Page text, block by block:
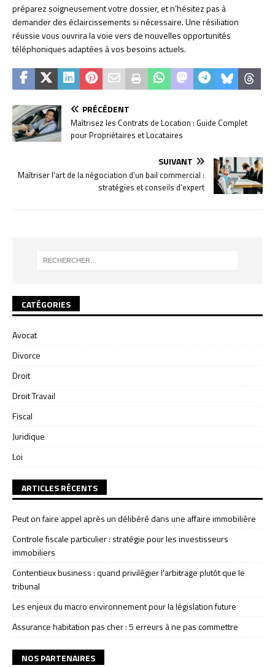
préparez soigneusement votre dossier, et n’hésitez pas à
demander des éclaircissements si nécessaire. Une résiliation
réussie vous ouvrira la voie vers de nouvelles opportunités
téléphoniques adaptées à vos besoins actuels.
PRÉCÉDENT
Maîtrisez les Contrats de Location : Guide Complet
pour Propriétaires et Locataires
SUIVANT
Maîtriser l’art de la négociation d’un bail commercial :
stratégies et conseils d’expert
CATÉGORIES
Avocat
Divorce
Droit
Droit Travail
Fiscal
Juridique
Loi
ARTICLES RÉCENTS
Peut on faire appel après un délibéré dans une affaire immobilière
Controle fiscale particulier : stratégie pour les investisseurs
immobiliers
Contentieux business : quand privilégier l’arbitrage plutôt que le
tribunal
Les enjeux du macro environnement pour la législation future
Assurance habitation pas cher : 5 erreurs à ne pas commettre
NOS PARTENAIRES